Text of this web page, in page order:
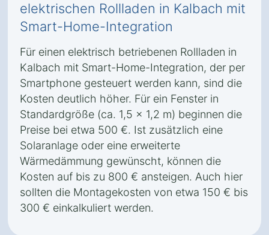
elektrischen Rollladen in Kalbach mit
Smart-Home-Integration
Für einen elektrisch betriebenen Rollladen in
Kalbach mit Smart-Home-Integration, der per
Smartphone gesteuert werden kann, sind die
Kosten deutlich höher. Für ein Fenster in
Standardgröße (ca. 1,5 x 1,2 m) beginnen die
Preise bei etwa 500 €. Ist zusätzlich eine
Solaranlage oder eine erweiterte
Wärmedämmung gewünscht, können die
Kosten auf bis zu 800 € ansteigen. Auch hier
sollten die Montagekosten von etwa 150 € bis
300 € einkalkuliert werden.